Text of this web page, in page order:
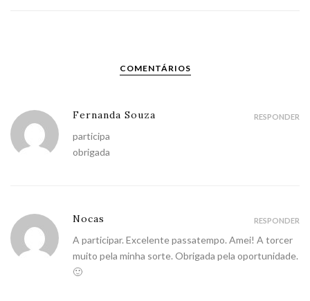
COMENTÁRIOS
Fernanda Souza
participa
obrigada
RESPONDER
Nocas
A participar. Excelente passatempo. Amei! A torcer
muito pela minha sorte. Obrigada pela oportunidade.
🙂
RESPONDER